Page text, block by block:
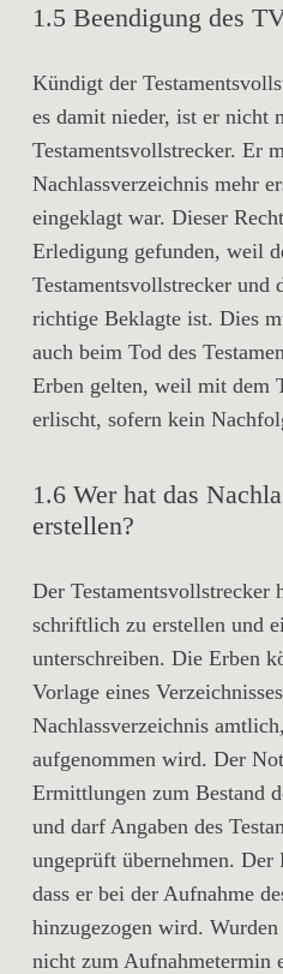
1.5 Beendigung des
Kündigt der
es damit nieder, ist er nicht
Testamentsvollstrecker. Er
Nachlassverzeichnis mehr
eingeklagt war. Dieser
Erledigung gefunden, weil
Testamentsvollstrecker und
richtige Beklagte ist. Dies
auch beim Tod des
Erben gelten, weil mit dem
erlischt, sofern kein
1.6 Wer hat das
erstellen?
Der Testamentsvollstrecker
schriftlich zu erstellen und
unterschreiben. Die Erben
Vorlage eines
Nachlassverzeichnis
aufgenommen wird. Der
Ermittlungen zum Bestand
und darf Angaben des
ungeprüft übernehmen. Der
dass er bei der Aufnahme
hinzugezogen wird.
nicht zum Aufnahmetermin